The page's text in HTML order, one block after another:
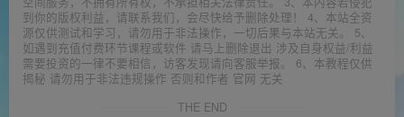
到你的版权利益，请联系我们，会尽快给予删除处理！ 4、本站全资
源仅供测试和学习，请勿用于非法操作，一切后果与本站无关。 5、
如遇到充值付费环节课程或软件 请马上删除退出 涉及自身权益/利益
需要投资的一律不要相信，访客发现请向客服举报。 6、本教程仅供
揭秘 请勿用于非法违规操作 否则和作者 官网 无关
THE END